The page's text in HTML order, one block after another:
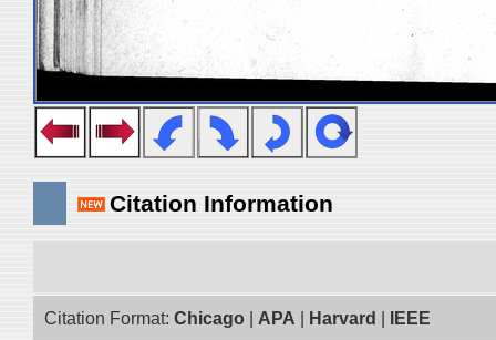
Citation Information
Citation Format: Chicago APA Harvard IEEE